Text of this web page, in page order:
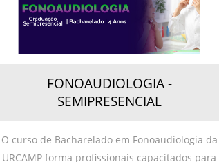
FONOAUDIOLOGIA -
SEMIPRESENCIAL
O curso de Bacharelado em Fonoaudiologia da
URCAMP forma profissionais capacitados para